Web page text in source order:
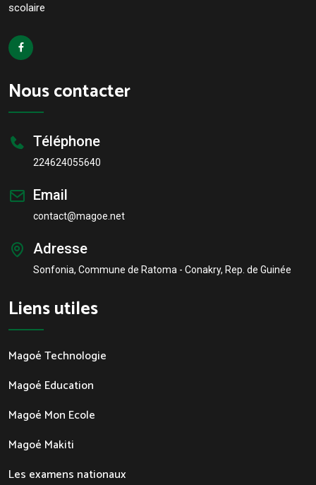
scolaire
Nous contacter
Téléphone
224624055640
Email
contact@magoe.net
Adresse
Sonfonia, Commune de Ratoma - Conakry, Rep. de Guinée
Liens utiles
Magoé Technologie
Magoé Education
Magoé Mon Ecole
Magoé Makiti
Les examens nationaux